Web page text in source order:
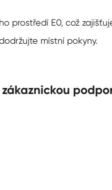
prostředí E0, což
místní pokyny.